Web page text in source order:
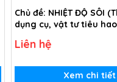
Chủ đề: NHIỆT ĐỘ SÔI
dụng cụ, vật tư tiêu
Liên hệ
Xem chi tiết